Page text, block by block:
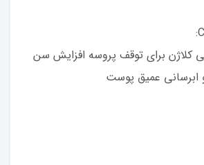
کلاژن برای توقف پروسه افزایش سن
عمیق پوست